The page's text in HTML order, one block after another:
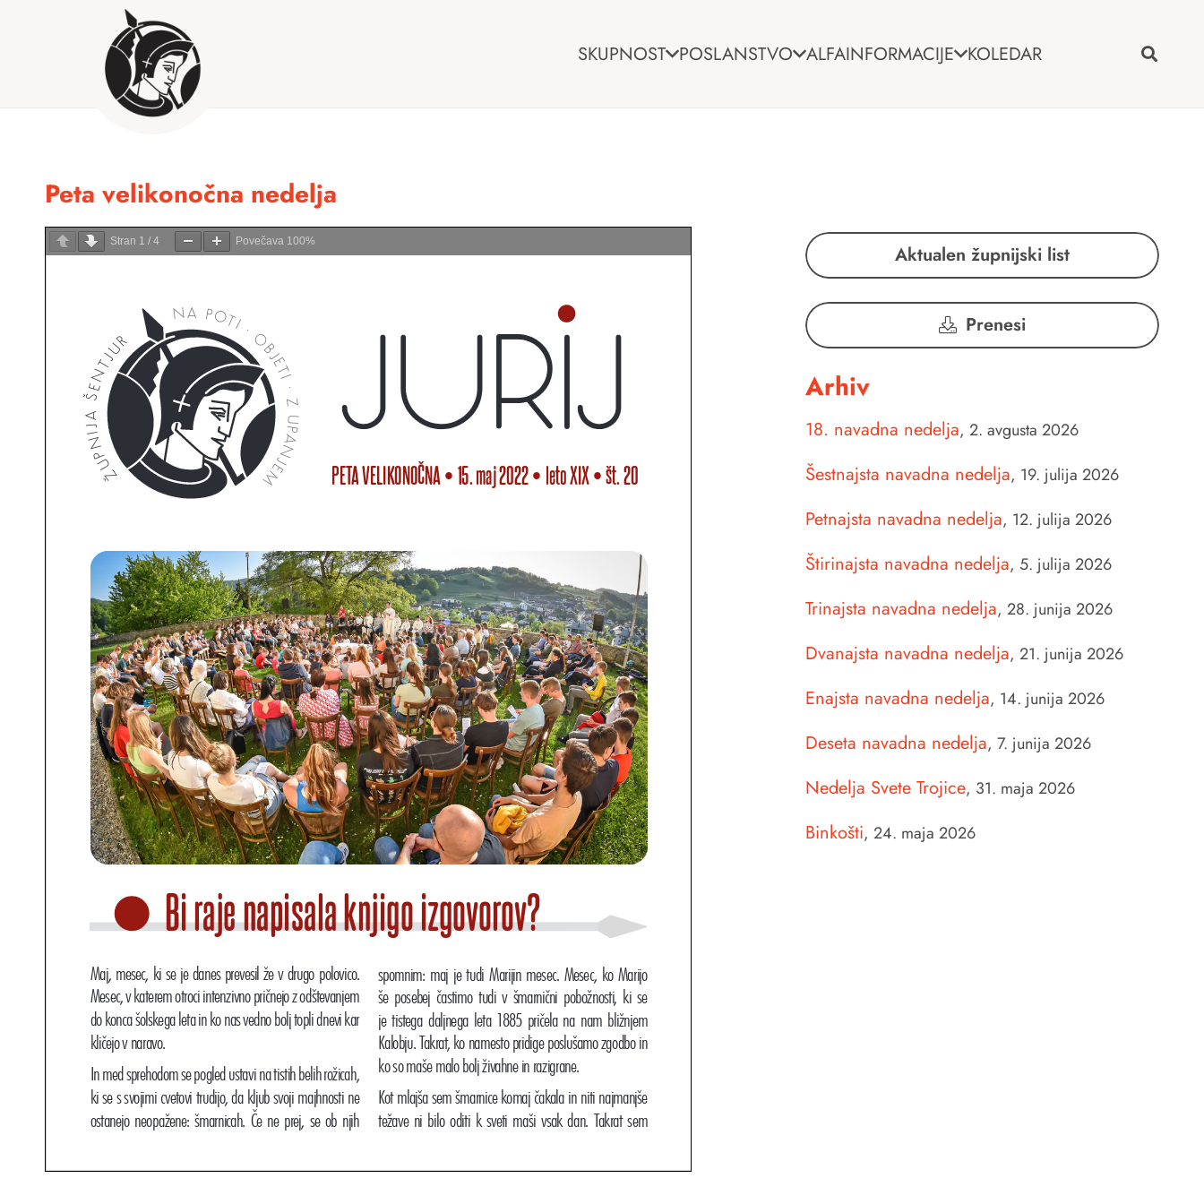
SKUPNOST POSLANSTVO ALFAINFORMACIJE KOLEDAR
Peta velikonočna nedelja
Stran 1 / 4 Povečava 100%
Aktualen župnijski list
Prenesi
Arhiv
18. navadna nedelja,2. avgusta 2026
Šestnajsta navadna nedelja, 19. julija 2026
Petnajsta navadna nedelja, 12. julija 2026
Štirinajsta navadna nedelja,5. julija 2026
Trinajsta navadna nedelja,28. junija 2026
Dvanajsta navadna nedelja,21. junija 2026
Enajsta navadna nedelja, 14. junija 2026
Deseta navadna nedelja,7. junija 2026
Nedelja Svete Trojice, 31. maja 2026
Binkošti,24. maja 2026